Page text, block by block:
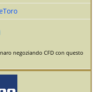
negoziando CFD con questo